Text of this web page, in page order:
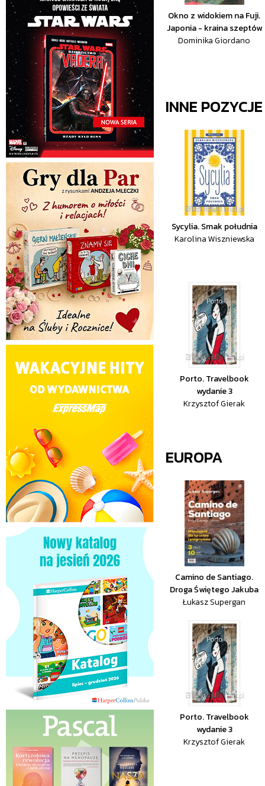
Okno z widokiem na Fuji.
Japonia - kraina szeptów
Dominika Giordano
INNE
Sycylia. Smak południa
Karolina Wiszniewska
Porto. Travelbook
wydanie 3
Krzysztof Gierak
EUROPA
Camino de Santiago.
Droga Świętego Jakuba
Łukasz Supergan
Porto. Travelbook
wydanie 3
Krzysztof Gierak